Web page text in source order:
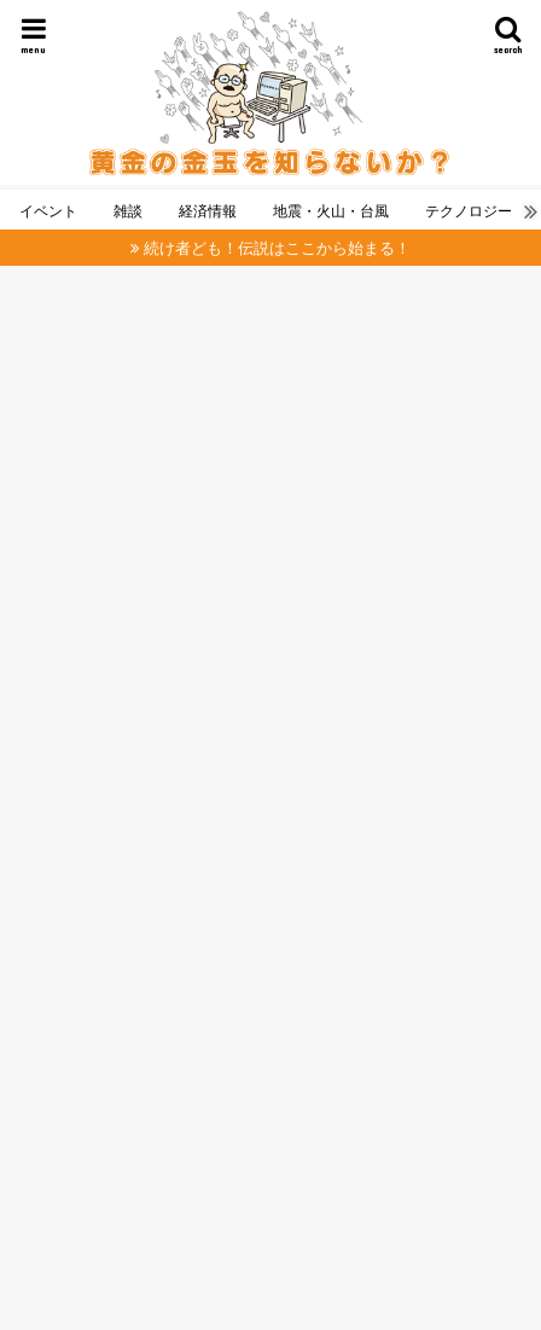
search
menu
イベント 雑談 経済情報 地震・火山・台風 テクノロジー
続け者ども！伝説はここから始まる！